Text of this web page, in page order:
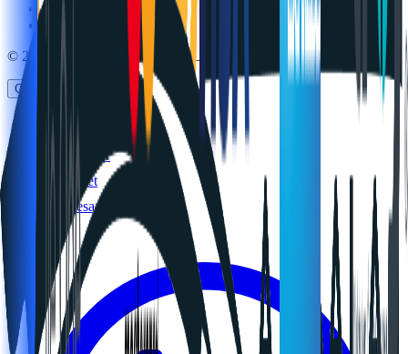
Gizlilik Politikası
İade & Değişim
© 2026 ŞFK Ambalaj San. Tic. Ltd. Şti. · Kartal / İstanbul
Çerez Tercihleri
Ürünler
Sepet
Hesap